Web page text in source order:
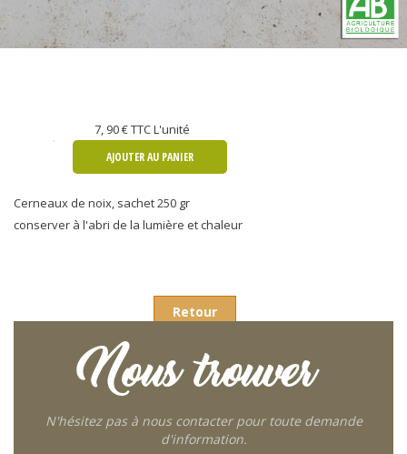
7, 90 €TTC L'unité
AJOUTER AU PANIER
Cerneaux de noix, sachet 250 gr
conserver à l'abri de la lumière et chaleur
Retour
Nous trouver
N'hésitez pas à nous contacter pour toute demande
d'information.